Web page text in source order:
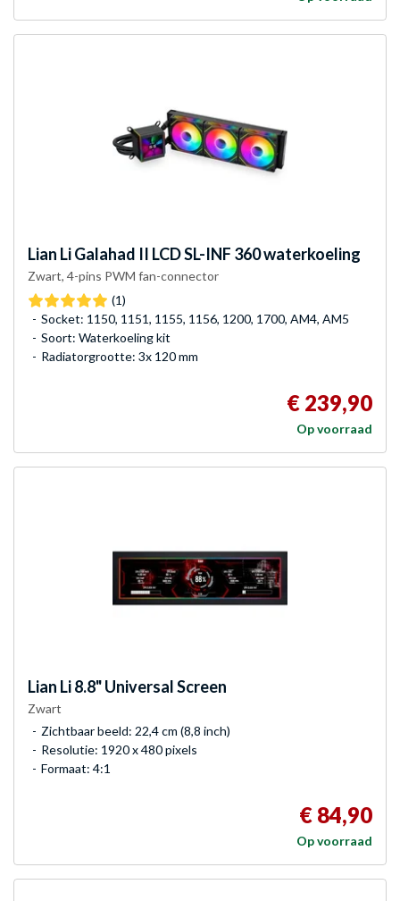
Lian LiGalahad II LCD SL-INF 360 waterkoeling
Zwart, 4-pins PWM fan-connector
(1)
Socket: 1150, 1151, 1155, 1156, 1200, 1700, AM4, AM5
Soort: Waterkoeling kit
Radiatorgrootte: 3x 120 mm
€ 239,90
Op voorraad
Lian Li8.8" Universal Screen
Zwart
Zichtbaar beeld: 22,4 cm (8,8 inch)
Resolutie: 1920 x 480 pixels
Formaat: 4:1
€ 84,90
Op voorraad